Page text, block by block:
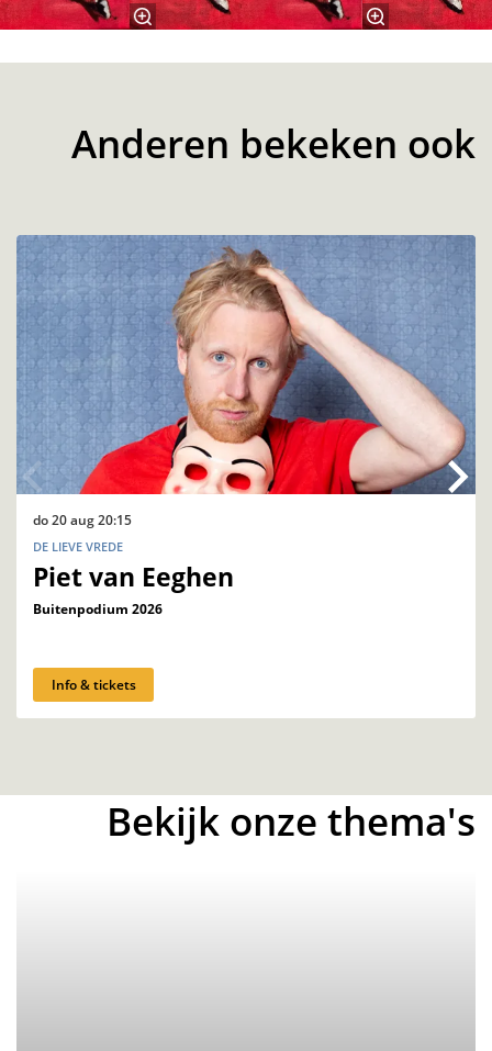
Anderen bekeken ook
Piet van Eeghen
Buitenpodium 2026
DE LIEVE VREDE
do 20 aug20:15
Info & tickets
Bekijk onze thema's